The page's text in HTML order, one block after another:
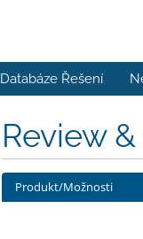
Databáze Řešení
Review
Produkt/Možnosti